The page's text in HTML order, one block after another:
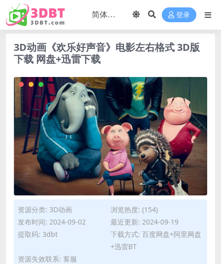
登录
3D动画《欢乐好声音》电影左右格式 3D版
下载 网盘+迅雷下载
资源分类: 3D动画
浏览热度: (154)
发布时间: 2024-09-02
最近更新: 2024-09-19
提取码: 3dbt
下载方式: 百度网盘+阿里网盘
+迅雷BT
资源失效联系: 客服